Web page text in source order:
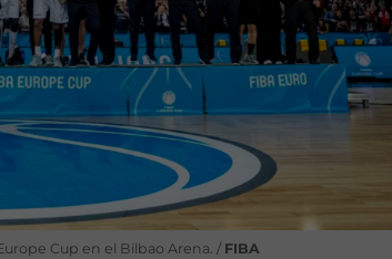
Cup en el Bilbao Arena. / FIBA